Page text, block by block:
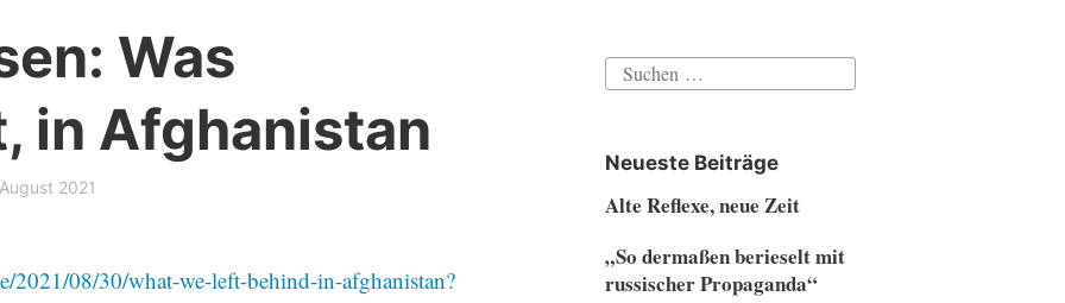
Was
in Afghanistan
2021
2021/08/30/what-we-left-behind-in-afghanistan?
Suchen
Neueste Beiträge
Alte Reflexe, neue Zeit
„So dermaßen berieselt mit
russischer Propaganda“